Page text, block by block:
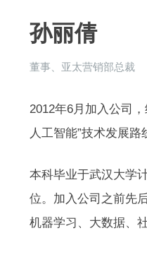
孙丽倩
董事、亚太营销部总裁
2012年6月加入公司
人工智能”技术发展路
本科毕业于武汉大学
位。加入公司之前先
机器学习、大数据、